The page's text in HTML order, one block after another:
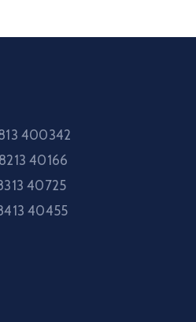
400342
40166
40725
40455